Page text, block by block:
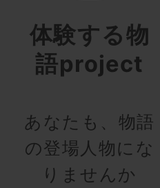
体験する物
語project
あなたも、物語
の登場人物にな
りませんか